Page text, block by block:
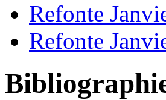
Refonte
Refonte